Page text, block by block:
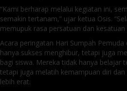
“Kami berharap melalui kegiatan ini,
semakin tertanam,” ujar ketua Osis.
memupuk rasa persatuan dan kesatuan
Acara peringatan Hari Sumpah Pemuda
hanya sukses menghibur, tetapi juga
bagi siswa. Mereka tidak hanya belajar
tetapi juga melatih kemampuan diri
lebih erat.